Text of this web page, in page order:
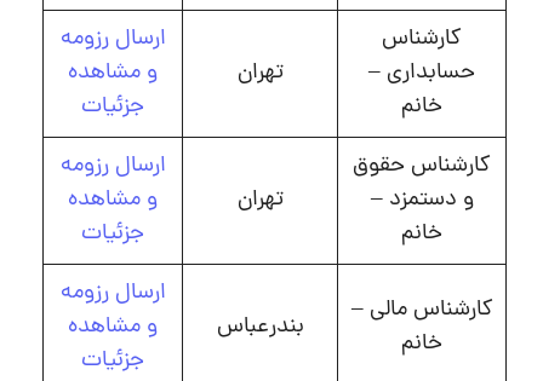
کارشناس
حسابداری –
خانم
تهران
ارسال رزومه
و مشاهده
جزئیات
کارشناس حقوق
و دستمزد –
خانم
تهران
ارسال رزومه
و مشاهده
جزئیات
کارشناس مالی –
خانم
بندرعباس
ارسال رزومه
و مشاهده
جزئیات